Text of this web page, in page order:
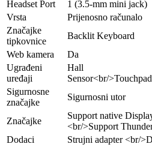
Headset Port
1 (3.5-mm mini jack)
Vrsta
Prijenosno računalo
Značajke
tipkovnice
Backlit Keyboard
Web kamera
Da
Ugrađeni
uređaji
Hall
Sensor<br/
Sigurnosne
značajke
Sigurnosni utor
Značajke
Support native
<br/>Support
Dodaci
Strujni adapter <br/